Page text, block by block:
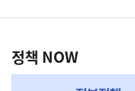
영
책
NOW,
정책 NOW